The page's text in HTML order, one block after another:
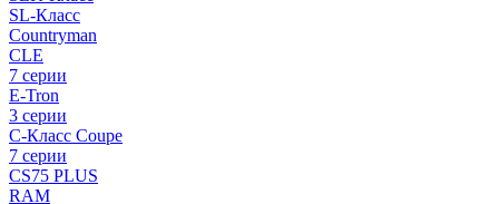
SL-Класс
Countryman
CLE
7 серии
E-Tron
3 серии
C-Класс Coupe
7 серии
CS75 PLUS
RAM